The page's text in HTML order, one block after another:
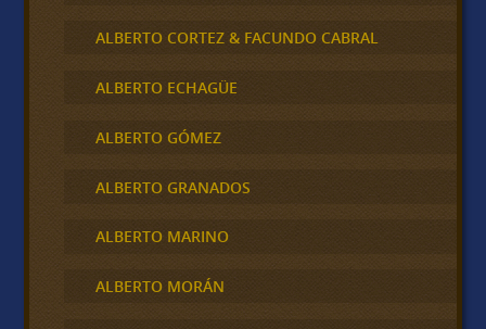
ALBERTO CORTEZ & FACUNDO CABRAL
ALBERTO ECHAGÜE
ALBERTO GÓMEZ
ALBERTO GRANADOS
ALBERTO MARINO
ALBERTO MORÁN